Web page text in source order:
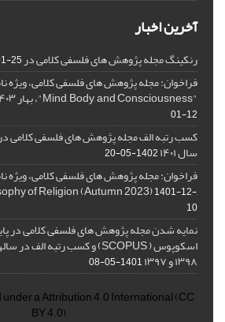
آخرین اخبار
رنکینگ مجله پژوهش های فلسفی کلامی در SJR25
فراخوان: مجله پژوهش های فلسفی کلامی، ویژه
"Mind, Body, and Consciousness"، بهار ۱۴۰۳، Spring 2024
01-12
کسب رتبه الف مجله پژوهش های فلسفی کلامی در
سال ۱۴۰۱ 1402-05-20
فراخوان: مجله پژوهش های فلسفی کلامی، ویژه
,Comparative Philosophy of Religion (Autumn 2023)
1401-12-
10
نمایه شدن مجله پژوهش های فلسفی کلامی در
۱۳۹۸ و ۱۳۹۷ 1401-05-08
aAttribution 4.0 International(CC
BY 4.0)